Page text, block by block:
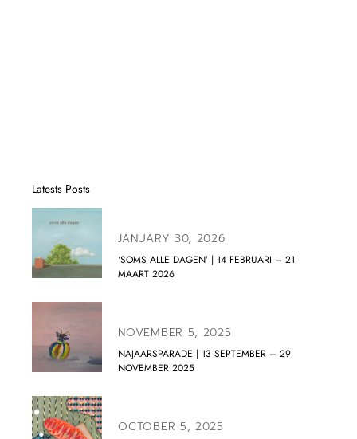
Latests Posts
JANUARY 30, 2026
‘SOMS ALLE DAGEN’ | 14 FEBRUARI – 21
MAART 2026
NOVEMBER 5, 2025
NAJAARSPARADE | 13 SEPTEMBER – 29
NOVEMBER 2025
OCTOBER 5, 2025